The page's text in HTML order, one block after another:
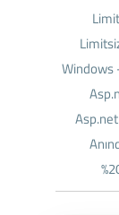
Windows